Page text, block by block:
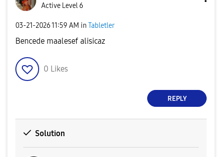
Active Level 6
‎03-21-202611:59 AM in Tabletler
Bencede maalesef alisicaz
0 Likes
REPLY
Solution